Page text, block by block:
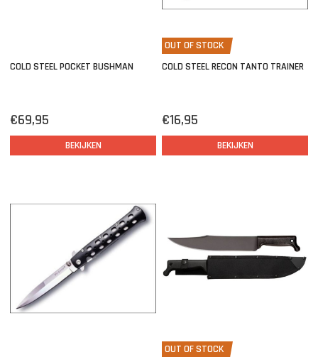
COLD STEEL POCKET BUSHMAN
€69,95
BEKIJKEN
OUT OF STOCK
COLD STEEL RECON TANTO TRAINER
€16,95
BEKIJKEN
OUT OF STOCK